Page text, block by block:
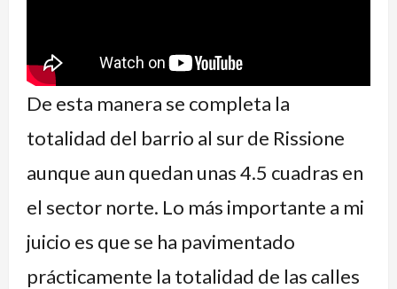
De esta manera se completa la
totalidad del barrio al sur de Rissione
aunque aun quedan unas 4.5 cuadras en
el sector norte. Lo más importante a mi
juicio es que se ha pavimentado
prácticamente la totalidad de las calles